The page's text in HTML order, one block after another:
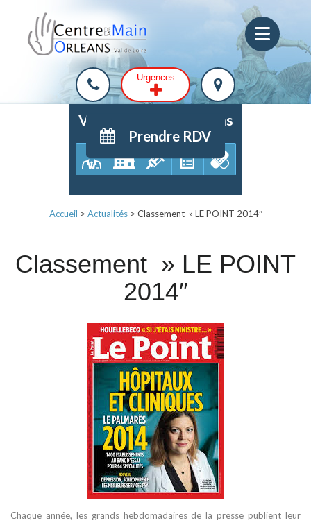
Urgences
Prendre RDV
Votre parcours de soins
Accueil > Actualités> Classement » LE POINT 2014″
Classement » LE POINT
2014″
Chaque année, les grands hebdomadaires de la presse publient leur